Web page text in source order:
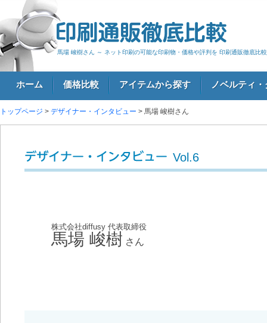
馬場 峻樹さん ～ ネット印刷の可能な印刷物・価格や評判を 印刷通販徹底比較
ホーム 価格比較 アイテムから探す ノベルティ
トップページ > デザイナー・インタビュー > 馬場 峻樹さん
Vol.6
株式会社diffusy 代表取締役
馬場 峻樹 さん